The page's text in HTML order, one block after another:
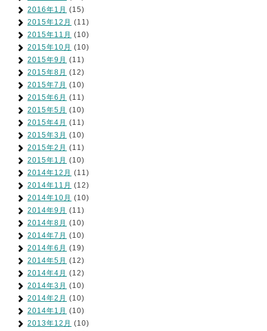
2016年1月 (15)
2015年12月 (11)
2015年11月 (10)
2015年10月 (10)
2015年9月 (11)
2015年8月 (12)
2015年7月 (10)
2015年6月 (11)
2015年5月 (10)
2015年4月 (11)
2015年3月 (10)
2015年2月 (11)
2015年1月 (10)
2014年12月 (11)
2014年11月 (12)
2014年10月 (10)
2014年9月 (11)
2014年8月 (10)
2014年7月 (10)
2014年6月 (19)
2014年5月 (12)
2014年4月 (12)
2014年3月 (10)
2014年2月 (10)
2014年1月 (10)
2013年12月 (10)